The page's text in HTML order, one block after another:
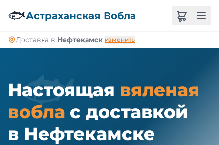
🐟Астраханская Вобла
Доставка в Нефтекамск изменить
🐟
Настоящая вяленая
вобла с доставкой
в Нефтекамске